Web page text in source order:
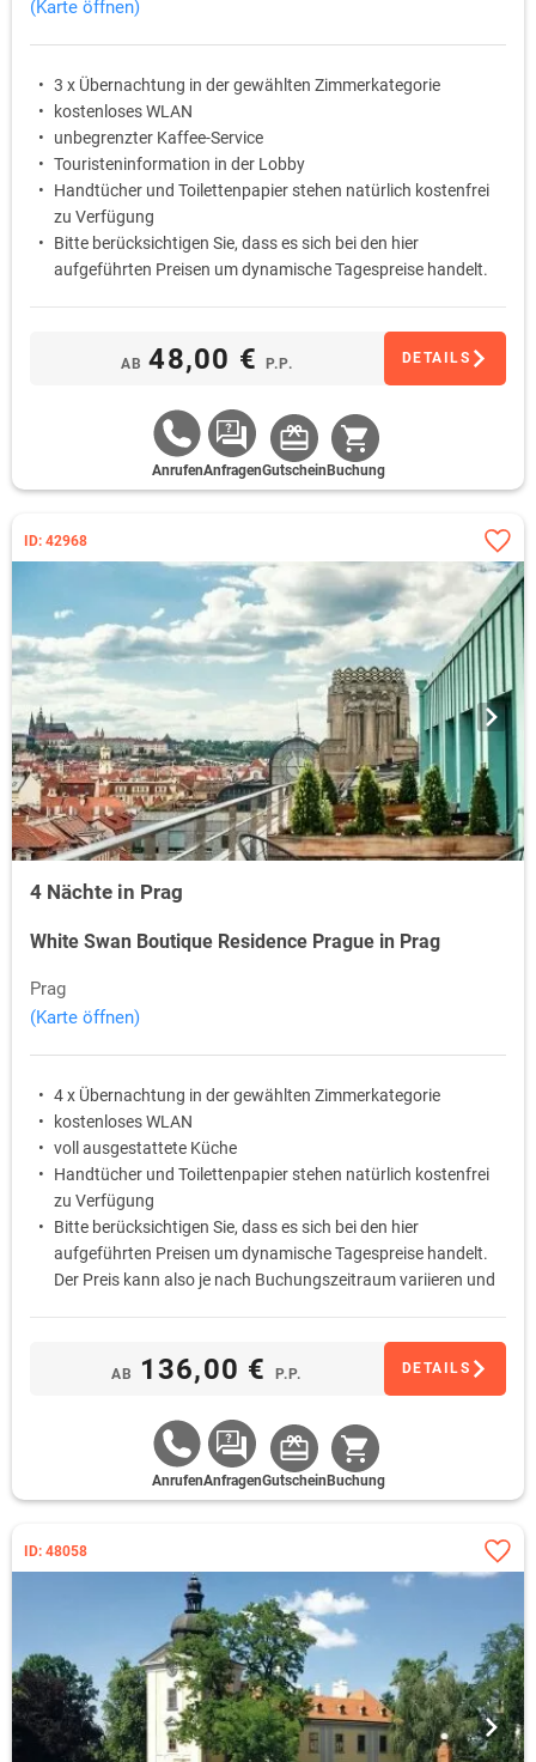
(Karte öffnen)
3 x Übernachtung in der gewählten Zimmerkategorie
kostenloses WLAN
unbegrenzter Kaffee-Service
Touristeninformation in der Lobby
Handtücher und Toilettenpapier stehen natürlich kostenfrei
zu Verfügung
Bitte berücksichtigen Sie, dass es sich bei den hier
aufgeführten Preisen um dynamische Tagespreise handelt.
AB 48,00 € P.P. DETAILS
AnrufenAnfragenGutschein Buchung
ID: 42968
4 Nächte in Prag
White Swan Boutique Residence Prague in Prag
Prag
(Karte öffnen)
4 x Übernachtung in der gewählten Zimmerkategorie
kostenloses WLAN
voll ausgestattete Küche
Handtücher und Toilettenpapier stehen natürlich kostenfrei
zu Verfügung
Bitte berücksichtigen Sie, dass es sich bei den hier
aufgeführten Preisen um dynamische Tagespreise handelt.
Der Preis kann also je nach Buchungszeitraum variieren und
AB 136,00 € P.P. DETAILS
AnrufenAnfragenGutschein Buchung
ID: 48058